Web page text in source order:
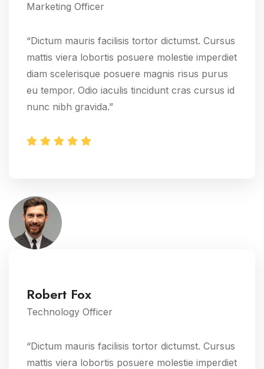
Marketing Officer
“Dictum mauris facilisis tortor dictumst. Cursus
mattis viera lobortis posuere molestie imperdiet
diam scelerisque posuere magnis risus purus
eu tempor. Odio iaculis tincidunt cras cursus id
nunc nibh gravida.”
Robert Fox
Technology Officer
“Dictum mauris facilisis tortor dictumst. Cursus
mattis viera lobortis posuere molestie imperdiet